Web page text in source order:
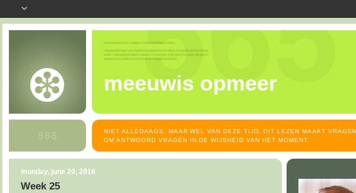
meeuwis opmeer
NIET ALLEDAAGS, MAAR WEL VAN DEZE TIJD, DIT LEZEN MAAKT
OM ANTWOORD VRAGEN IN DE WIJSHEID VAN HET MOMENT.
monday, june 20, 2016
Week 25